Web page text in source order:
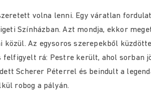
volna lenni. Egy váratlan
Színházban. Azt mondja, ekkor
Az egysoros szerepekből
felfigyelt rá: Pestre került, ahol sorban
Scherer Péterrel és beindult a
robog a pályán.